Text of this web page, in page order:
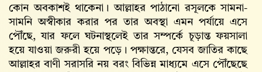
কোন অবকাশই থাকেনা। আল্লাহর পাঠানো রসূলকে সামনা-
সামনি অস্বীকার করার পর তার অবস্থা এমন পর্যায়ে এসে
পৌঁছে, যার ফলে ঘটনাস্থলেই তার সম্পর্কে চূড়ান্ত ফয়সালা
হয়ে যাওয়া জরুরী হয়ে পড়ে। পক্ষান্তরে, যেসব জাতির কাছে
আল্লাহর বাণী সরাসরি নয় বরং বিভিন্ন মাধ্যমে এসে পৌঁছেছে